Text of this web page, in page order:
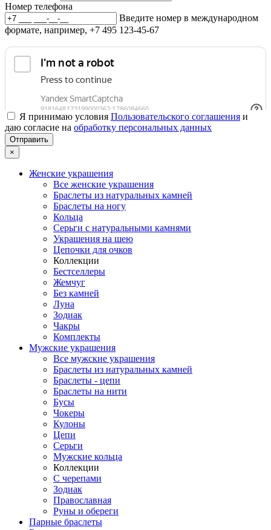
Номер телефона
Введите номер в международном
формате, например, +7 495 123-45-67
Я принимаю условия Пользовательского соглашения и
даю согласие на обработку персональных данных
×
Женские украшения
Все женские украшения
Браслеты из натуральных камней
Браслеты на ногу
Кольца
Серьги с натуральными камнями
Украшения на шею
Цепочки для очков
Коллекции
Бестселлеры
Жемчуг
Без камней
Луна
Зодиак
Чакры
Комплекты
Мужские украшения
Все мужские украшения
Браслеты из натуральных камней
Браслеты - цепи
Браслеты на нити
Бусы
Чокеры
Кулоны
Цепи
Серьги
Мужские кольца
Коллекции
С черепами
Зодиак
Православная
Руны и обереги
Парные браслеты